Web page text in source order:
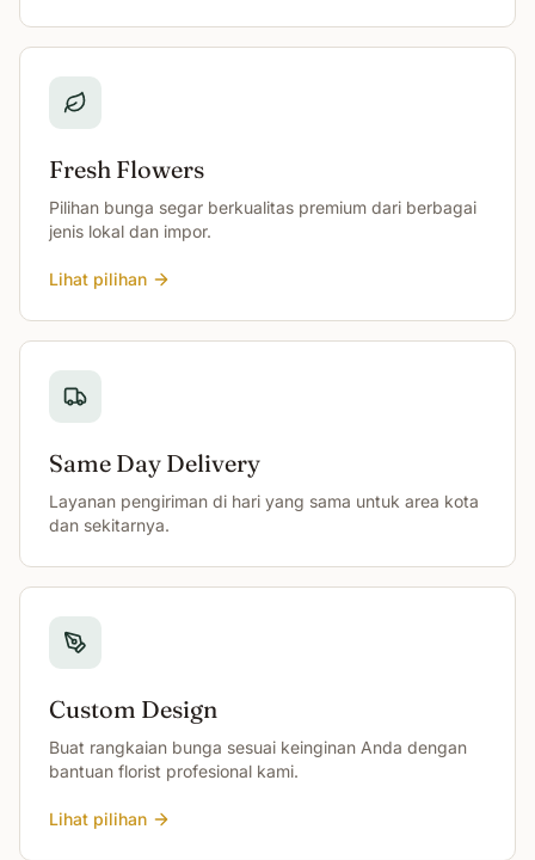
Fresh Flowers
Pilihan bunga segar berkualitas premium dari berbagai
jenis lokal dan impor.
Lihat pilihan
Same Day Delivery
Layanan pengiriman di hari yang sama untuk area kota
dan sekitarnya.
Custom Design
Buat rangkaian bunga sesuai keinginan Anda dengan
bantuan florist profesional kami.
Lihat pilihan